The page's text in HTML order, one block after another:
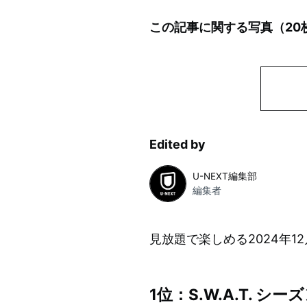
この記事に関する写真（20
Edited by
U-NEXT編集部
編集者
見放題で楽しめる2024年
1位：S.W.A.T. シー